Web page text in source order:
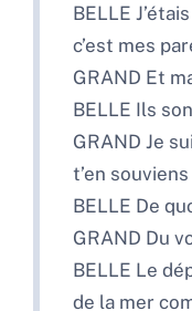
BELLE
c’est mes
GRAND Et
BELLE Ils
GRAND Je
t’en souviens
BELLE De
GRAND Du
BELLE Le
de la mer